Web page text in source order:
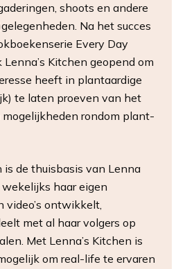
shoots en andere
Na het succes
Every Day
Lenna’s Kitchen geopend om
heeft in plantaardige
te laten proeven van het
mogelijkheden rondom plant-
is de thuisbasis van Lenna
haar eigen
video’s ontwikkelt,
met al haar volgers op
Met Lenna’s Kitchen is
om real-life te ervaren